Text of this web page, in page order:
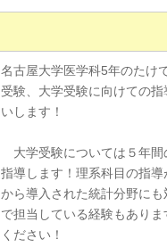
名古屋大学医学科5年のたけ
受験、大学受験に向けての
いします！
大学受験については５年間
指導します！理系科目の指
から導入された統計分野に
で担当している経験もあり
ください！